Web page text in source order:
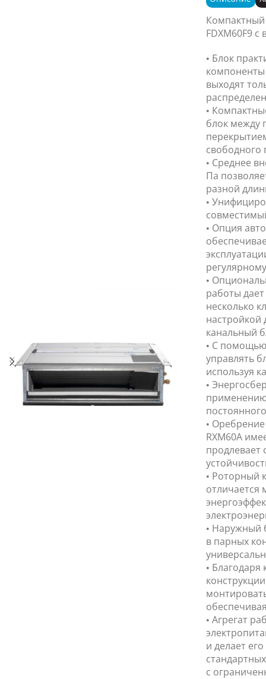
FDXM60F9
• Блок
выходят
•
блок между
свободного
• Среднее
Па
разной
•
• Опция
•
работы
несколько
настройкой
канальный
• С
управлять
используя
•
применению
•
RXM60A
продлевает
• Роторный
• Наружный
в парных
•
• Агрегат
и делает
с